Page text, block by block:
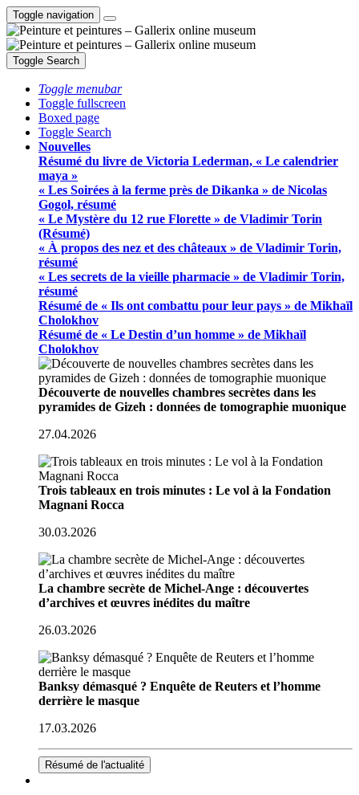
Toggle navigation
Toggle Search
Toggle menubar
Toggle fullscreen
Boxed page
Toggle Search
Nouvelles
Résumé du livre de Victoria Lederman, « Le calendrier
maya »
« Les Soirées à la ferme près de Dikanka » de Nicolas
Gogol, résumé
« Le Mystère du 12 rue Florette » de Vladimir Torin
(Résumé)
« À propos des nez et des châteaux » de Vladimir Torin,
résumé
« Les secrets de la vieille pharmacie » de Vladimir Torin,
résumé
Résumé de « Ils ont combattu pour leur pays » de Mikhaïl
Cholokhov
Résumé de « Le Destin d’un homme » de Mikhaïl
Cholokhov
Découverte de nouvelles chambres secrètes dans les
pyramides de Gizeh : données de tomographie muonique
27.04.2026
Trois tableaux en trois minutes : Le vol à la Fondation
Magnani Rocca
30.03.2026
La chambre secrète de Michel-Ange : découvertes
d’archives et œuvres inédites du maître
26.03.2026
Banksy démasqué ? Enquête de Reuters et l’homme
derrière le masque
17.03.2026
Résumé de l'actualité